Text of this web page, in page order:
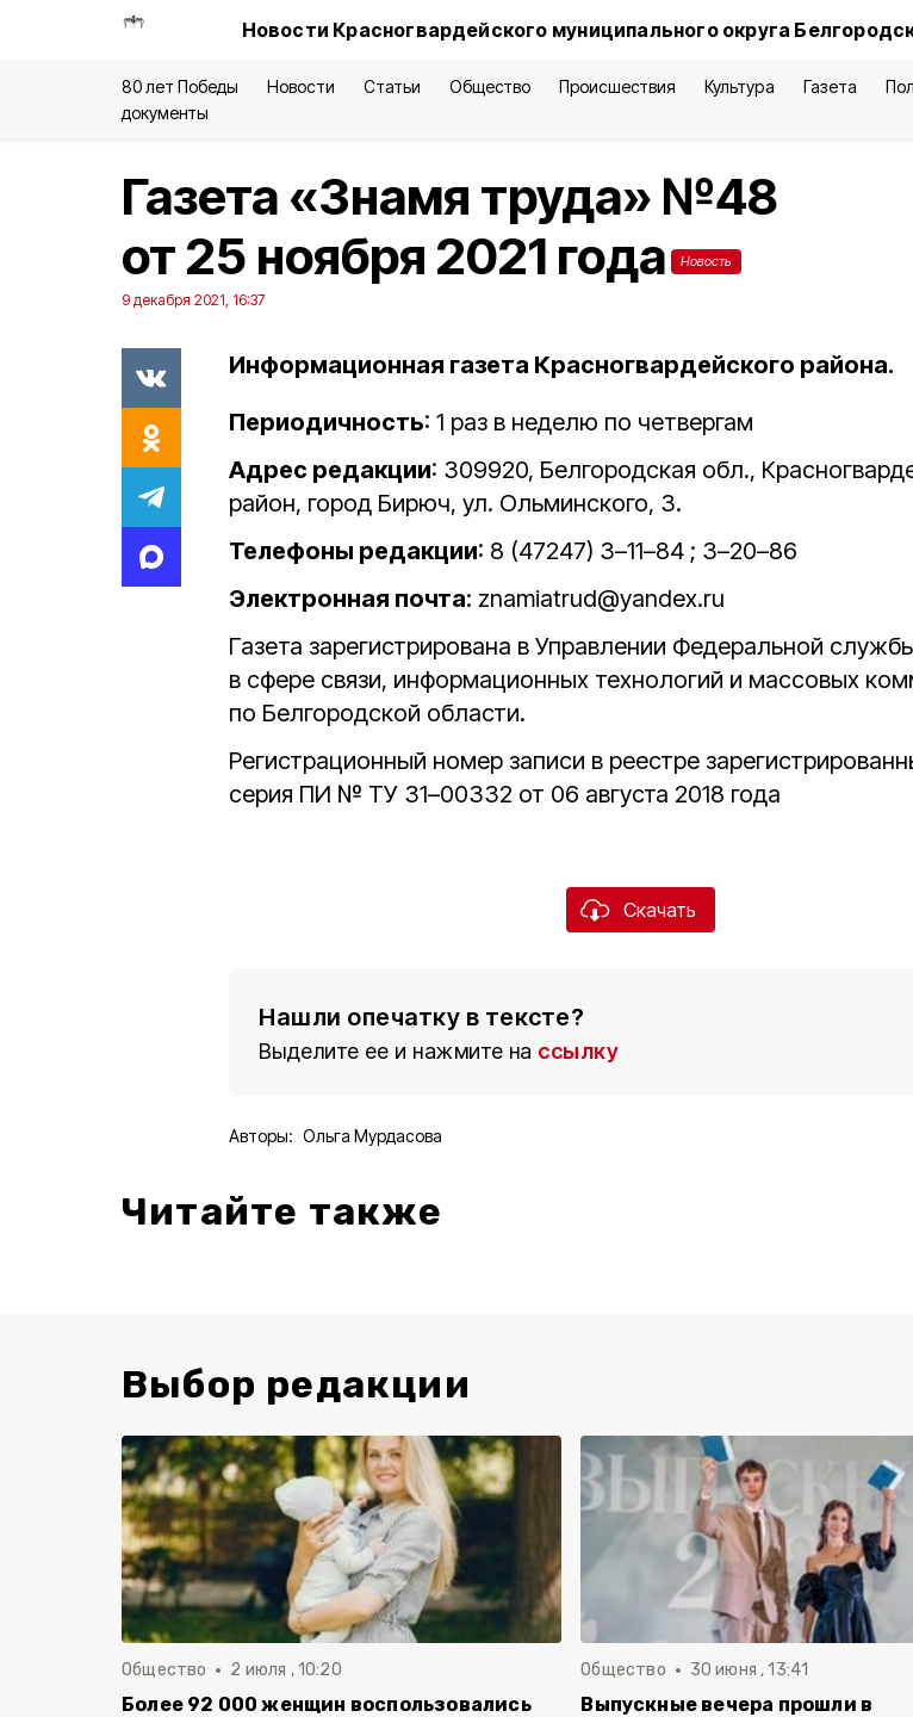
Новости Красногвардейского муниципального округа
80 лет Победы Новости Статьи Общество Происшествия Культура Газета
документы
Газета «Знамя труда» №48
от 25 ноября 2021 года
Новость
9 декабря 2021, 16:37
Информационная газета Красногвардейского района.
Периодичность: 1 раз в неделю по четвергам
Адрес редакции: 309920, Белгородская обл.,
район, город Бирюч, ул. Ольминского, 3.
Телефоны редакции: 8 (47247) 3–11–84 ; 3–20–86
Электронная почта: znamiatrud@yandex.ru
Газета зарегистрирована в Управлении Федеральной
в сфере связи, информационных технологий и массовых
по Белгородской области.
Регистрационный номер записи в реестре
серия ПИ № ТУ 31–00332 от 06 августа 2018 года
Скачать
Нашли опечатку в тексте?
Выделите ее и нажмите на ссылку
Авторы: Ольга Мурдасова
Читайте также
Выбор редакции
Общество 2 июля , 10:20
Более 92 000 женщин воспользовались
Общество 30 июня , 13:41
Выпускные вечера прошли в